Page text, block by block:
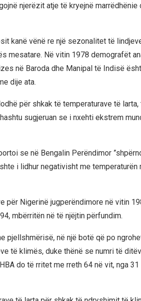
njerëzit atje të kryejnë marrëdhënie
kanë vënë re një sezonalitet të
mesatare. Në vitin 1978 demografët
në Baroda dhe Manipal të Indisë
dije ata.
për shkak të temperaturave të
sugjeruan se i nxehti ekstrem
se në Bengalin Perëndimor
i lidhur negativisht me temperaturën
për Nigerinë jugperëndimore në vitin
mbërritën në të njëjtin përfundim.
pjellshmërisë, në një botë që po
të klimës, duke thënë se numri të
do të rritet me rreth 64 në vit, nga 31